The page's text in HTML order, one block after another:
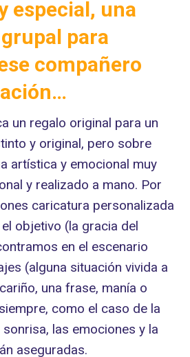
especial, una
para
compañero
un regalo original para un
y original, pero sobre
artística y emocional muy
y realizado a mano. Por
caricatura personalizada
objetivo (la gracia del
en el escenario
(alguna situación vivida a
una frase, manía o
como el caso de la
las emociones y la
aseguradas.